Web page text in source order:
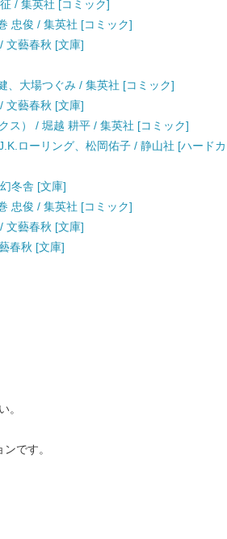
/ 集英社 [コミック]
忠俊 / 集英社 [コミック]
文藝春秋 [文庫]
、大場つぐみ / 集英社 [コミック]
文藝春秋 [文庫]
ス） / 堀越 耕平 / 集英社 [コミック]
ローリング、松岡佑子 / 静山社 [ハードカ
冬舎 [文庫]
忠俊 / 集英社 [コミック]
文藝春秋 [文庫]
春秋 [文庫]
。
です。